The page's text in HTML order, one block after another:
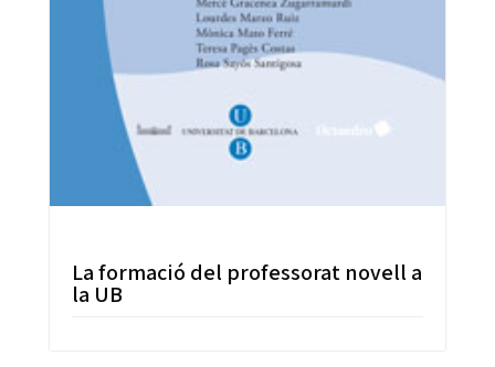
La formació del professorat novell a
la UB